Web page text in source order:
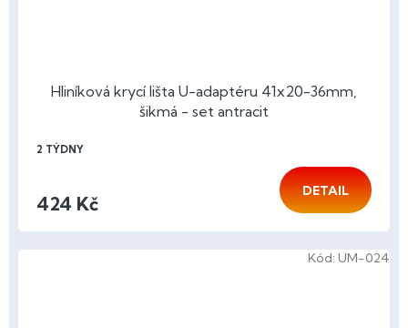
Hliníková krycí lišta U-adaptéru 41x20-36mm,
šikmá - set antracit
2 TÝDNY
424 Kč
DETAIL
Kód: UM-024